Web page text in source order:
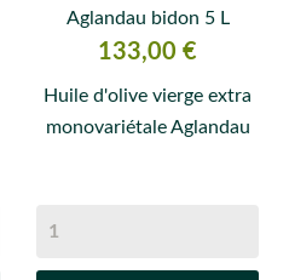
Aglandau bidon 5 L
Prix
133,00 €
Huile d'olive vierge extra
monovariétale Aglandau